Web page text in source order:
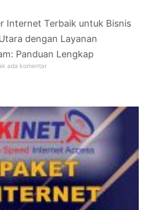
Internet Terbaik untuk Bisnis
dengan Layanan
Panduan Lengkap
ada komentar